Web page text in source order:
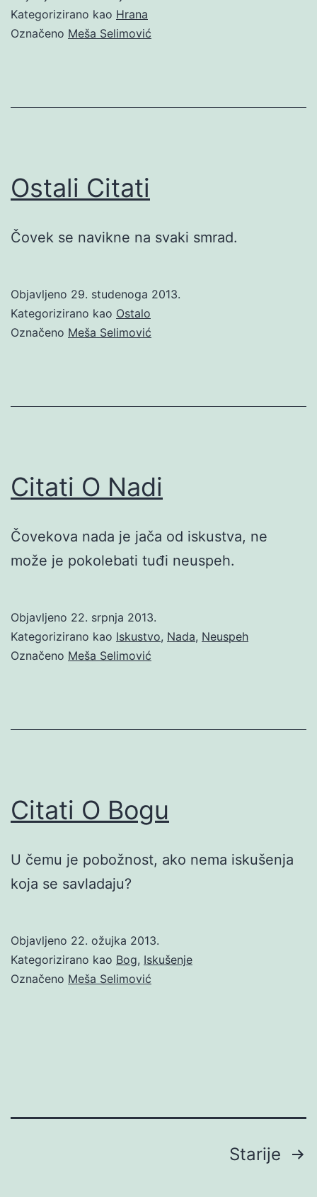
Kategorizirano kao Hrana
Označeno Meša Selimović
Ostali Citati
Čovek se navikne na svaki smrad.
Objavljeno 29. studenoga 2013.
Kategorizirano kao Ostalo
Označeno Meša Selimović
Citati O Nadi
Čovekova nada je jača od iskustva, ne
može je pokolebati tuđi neuspeh.
Objavljeno 22. srpnja 2013.
Kategorizirano kao Iskustvo, Nada, Neuspeh
Označeno Meša Selimović
Citati O Bogu
U čemu je pobožnost, ako nema iskušenja
koja se savladaju?
Objavljeno 22. ožujka 2013.
Kategorizirano kao Bog, Iskušenje
Označeno Meša Selimović
Starije